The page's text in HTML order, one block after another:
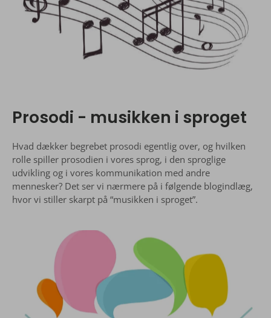
Prosodi - musikken i sproget
Hvad dækker begrebet prosodi egentlig over, og hvilken
rolle spiller prosodien i vores sprog, i den sproglige
udvikling og i vores kommunikation med andre
mennesker? Det ser vi nærmere på i følgende blogindlæg,
hvor vi stiller skarpt på “musikken i sproget”.